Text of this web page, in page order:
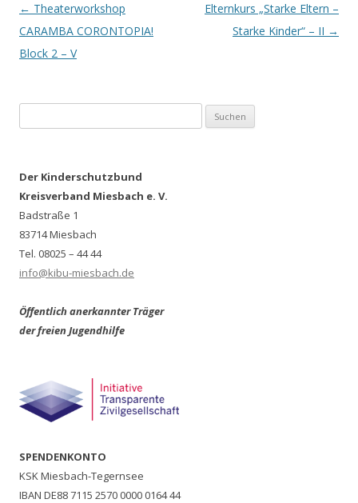
Post
navigation
← Theaterworkshop
CARAMBA CORONTOPIA!
Block 2 – V
Elternkurs „Starke Eltern –
Starke Kinder“ – II →
nach:
Der Kinderschutzbund
Kreisverband Miesbach e. V.
Badstraße 1
83714 Miesbach
Tel. 08025 – 44 44
info@kibu-miesbach.de
Öffentlich anerkannter Träger
der freien Jugendhilfe
SPENDENKONTO
KSK Miesbach-Tegernsee
IBAN DE88 7115 2570 0000 0164 44